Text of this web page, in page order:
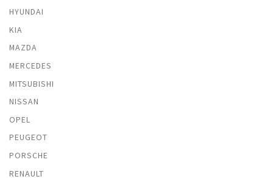
HYUNDAI
KIA
MAZDA
MERCEDES
MITSUBISHI
NISSAN
OPEL
PEUGEOT
PORSCHE
RENAULT